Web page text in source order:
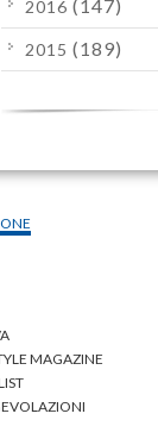
2016 (147)
2015 (189)
MAGAZINE